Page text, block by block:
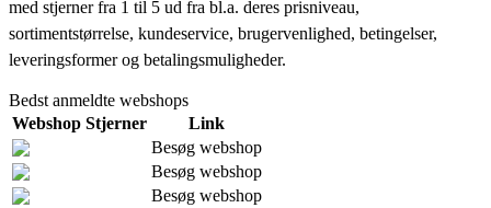
med stjerner fra 1 til 5 ud fra bl.a. deres prisniveau,
sortimentstørrelse, kundeservice, brugervenlighed, betingelser,
leveringsformer og betalingsmuligheder.
Bedst anmeldte webshops
Webshop Stjerner
Link
Besøg webshop
Besøg webshop
Besøg webshop